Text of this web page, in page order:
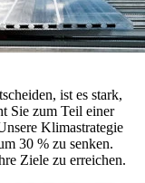
ist es stark,
Sie zum Teil einer
Klimastrategie
30 % zu senken.
Ziele zu erreichen.